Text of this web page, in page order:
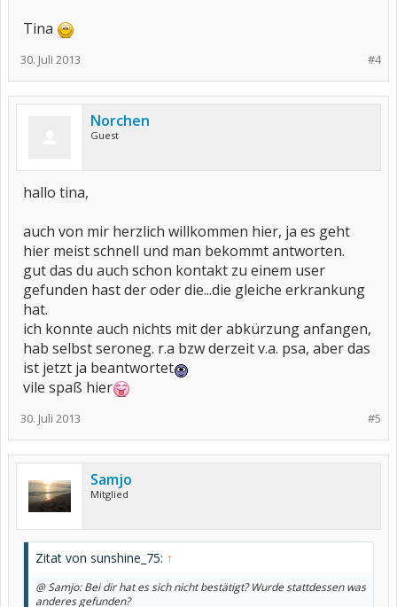
Tina
#4
30. Juli 2013
Norchen
Guest
hallo tina,
auch von mir herzlich willkommen hier, ja es geht
hier meist schnell und man bekommt antworten.
gut das du auch schon kontakt zu einem user
gefunden hast der oder die...die gleiche erkrankung
hat.
ich konnte auch nichts mit der abkürzung anfangen,
hab selbst seroneg. r.a bzw derzeit v.a. psa, aber das
ist jetzt ja beantwortet
vile spaß hier
#5
30. Juli 2013
Samjo
Mitglied
Zitat von sunshine_75: ↑
@ Samjo: Bei dir hat es sich nicht bestätigt? Wurde stattdessen was
anderes gefunden?